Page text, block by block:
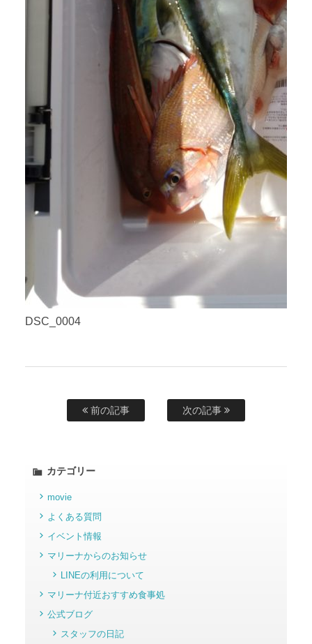
DSC_0004
前の記事 次の記事
カテゴリー
movie
よくある質問
イベント情報
マリーナからのお知らせ
LINEの利用について
マリーナ付近おすすめ食事処
公式ブログ
スタッフの日記